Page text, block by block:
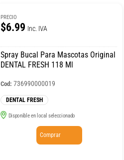
PRECIO
$6.99 Inc. IVA
Spray Bucal Para Mascotas Original
DENTAL FRESH 118 Ml
Cod: 736990000019
DENTAL FRESH
Disponible en local seleccionado
Comprar